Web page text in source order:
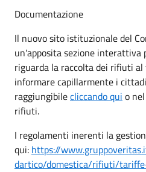
Documentazione
Il nuovo sito istituzionale del
un'apposita sezione interattiva
riguarda la raccolta dei rifiuti al
informare capillarmente i
raggiungibilecliccando qui o
rifiuti.
I regolamenti inerenti la
qui: https://
dartico/domestica/rifiuti/